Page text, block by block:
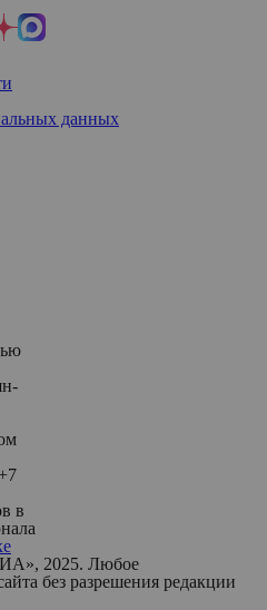
данных
в
2025. Любое
без разрешения редакции